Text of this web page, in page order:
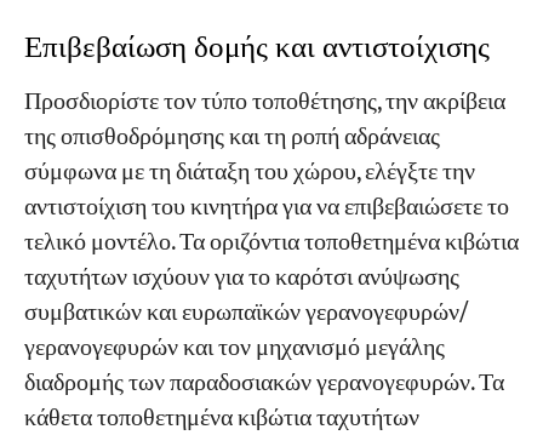
Επιβεβαίωση δομής και αντιστοίχισης
Προσδιορίστε τον τύπο τοποθέτησης, την ακρίβεια
της οπισθοδρόμησης και τη ροπή αδράνειας
σύμφωνα με τη διάταξη του χώρου, ελέγξτε την
αντιστοίχιση του κινητήρα για να επιβεβαιώσετε το
τελικό μοντέλο. Τα οριζόντια τοποθετημένα κιβώτια
ταχυτήτων ισχύουν για το καρότσι ανύψωσης
συμβατικών και ευρωπαϊκών γερανογεφυρών/
γερανογεφυρών και τον μηχανισμό μεγάλης
διαδρομής των παραδοσιακών γερανογεφυρών. Τα
κάθετα τοποθετημένα κιβώτια ταχυτήτων